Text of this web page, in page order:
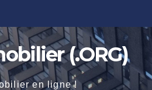
(.ORG)
en ligne !